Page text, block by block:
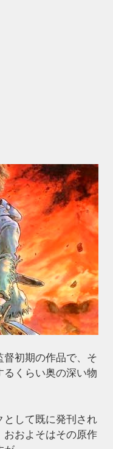
督初期の作品で、そ
くらい奥の深い物
として既に発刊され
おおよそはその原作